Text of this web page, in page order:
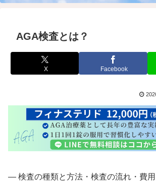
AGA検査とは？
X Facebook
― 検査の種類と方法・検査の流れ・費